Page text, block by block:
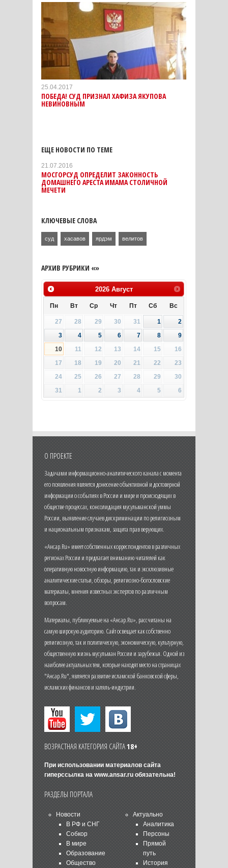
25.04.2017
ПОБЕДА! СУД ПРИЗНАЛ ХАФИЗА ЯКУПОВА
НЕВИНОВНЫМ
ЕЩЕ НОВОСТИ ПО ТЕМЕ
21.07.2016
МОСГОРСУД ОПРЕДЕЛИТ ЗАКОННОСТЬ
ДОМАШНЕГО АРЕСТА ИМАМА СТОЛИЧНОЙ
МЕЧЕТИ
КЛЮЧЕВЫЕ СЛОВА
суд хасавов ярдэм велитов
АРХИВ РУБРИКИ «»
2026 Август
Пн Вт Ср Чт Пт Сб Вс
27 28 29 30 31 1
2
3
4 5 6 7 8
9
10
11 12 13 14 15
16
17
18 19 20 21 22
23
24
25 26 27 28 29
30
31
1 2 3 4 5 6
О ПРОЕКТЕ
Задачами информационно-аналитического канала с момента
его появления является донесение объективной и достоверной
информации о событиях в России и мире и происходящих в
обществе процессах, консолидация мусульманской уммы
России, выявление случаев дискриминации по религиозным
и национальным признакам, защита прав верующих.
«Ансар.Ru» имеет собственных корреспондентов в различных
регионах России и предлагает вниманию читателей как
оперативную новостную информацию, так и эксклюзивные
аналитические статьи, обзоры, религиозно-богословские
материалы, мнения известных экспертов по различным
вопросам.
Материалы, публикуемые на «Ансар.Ru», рассчитаны на
самую широкую аудиторию. Сайт освещает как собственно
религиозную, так и политическую, экономическую, культурную,
общественную жизнь мусульман России и зарубежья. Одной из
наиболее актуальных тем, которые находят место на страницах
"Ансар.Ru", является развитие исламской банковской сферы,
исламских финансов и халяль-индустрии.
ВОЗРАСТНАЯ КАТЕГОРИЯ САЙТА18+
При использовании материалов сайта
гиперссылка на www.ansar.ruобязательна!
РАЗДЕЛЫ ПОРТАЛА
Новости
В РФ и СНГ
Собкор
В мире
Образование
Общество
Актуально
Аналитика
Персоны
Прямой
путь
История